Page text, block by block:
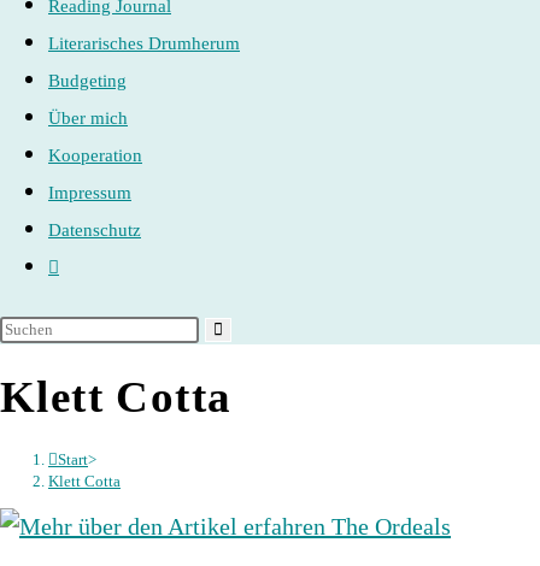
Reading Journal
Literarisches Drumherum
Budgeting
Über mich
Kooperation
Impressum
Datenschutz
Website-
umschalten
Klett Cotta
Start>
Klett Cotta